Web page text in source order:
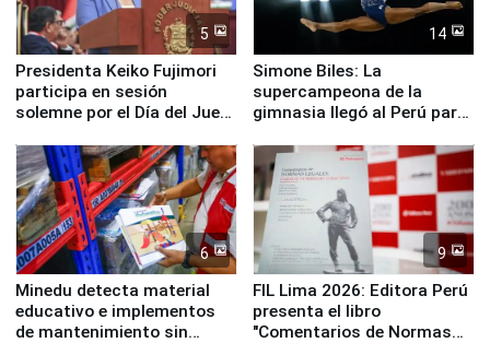
5
Presidenta Keiko Fujimori
participa en sesión
solemne por el Día del Juez
14
Simone Biles: La
supercampeona de la
gimnasia llegó al Perú para
Panamericanos Lima 2027
6
Minedu detecta material
educativo e implementos
de mantenimiento sin
9
FIL Lima 2026: Editora Perú
presenta el libro
"Comentarios de Normas